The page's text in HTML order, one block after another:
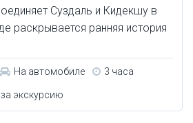
Суздаль и Кидекшу в
раскрывается ранняя история
На автомобиле 3 часа
за экскурсию